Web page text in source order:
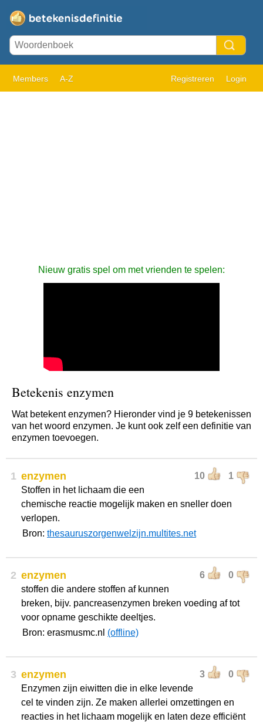
Members A-Z Registreren Login
Nieuw gratis spel om met vrienden te spelen:
Betekenis enzymen
Wat betekent enzymen? Hieronder vind je 9 betekenissen
van het woord enzymen. Je kunt ook zelf een definitie van
enzymen toevoegen.
1 10 1
enzymen
Stoffen in het lichaam die een
chemische reactie mogelijk maken en sneller doen
verlopen.
Bron: thesauruszorgenwelzijn.multites.net
2 6 0
enzymen
stoffen die andere stoffen af kunnen
breken, bijv. pancreasenzymen breken voeding af tot
voor opname geschikte deeltjes.
Bron: erasmusmc.nl (offline)
3 3 0
enzymen
Enzymen zijn eiwitten die in elke levende
cel te vinden zijn. Ze maken allerlei omzettingen en
reacties in het lichaam mogelijk en laten deze efficiënt